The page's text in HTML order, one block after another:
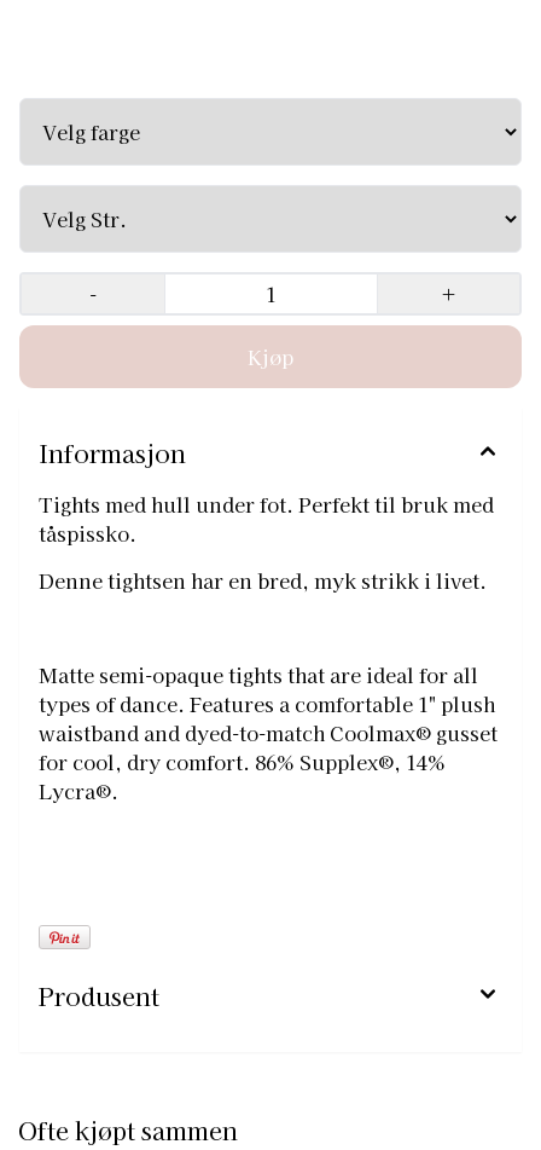
match Coolmax® gusset for cool, dry comfort. 86%
- +
Informasjon
Tights med hull under fot. Perfekt til bruk med
tåspissko.
Denne tightsen har en bred, myk strikk i livet.
Matte semi-opaque tights that are ideal for all
types of dance. Features a comfortable 1" plush
waistband and dyed-to-match Coolmax® gusset
for cool, dry comfort. 86% Supplex®, 14%
Lycra®.
Produsent
Ofte kjøpt sammen